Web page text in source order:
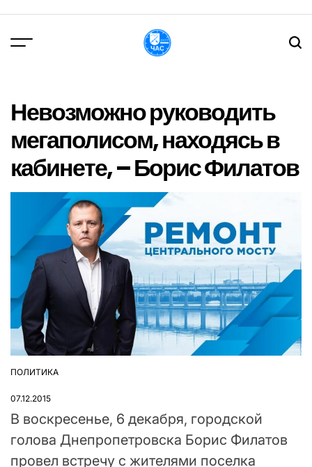
вмісту
Невозможно руководить
мегаполисом, находясь в
кабинете, – Борис Филатов
ОПУБЛІКУВАТИ
ПОЛИТИКА
07.12.2015
В воскресенье, 6 декабря, городской
голова Днепропетровска Борис Филатов
провел встречу с жителями поселка